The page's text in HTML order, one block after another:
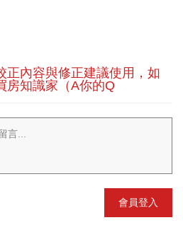
正內容與修正建議使用，如
知識家（A你的Q
言...
會員登入